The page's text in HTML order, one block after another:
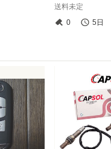
送料未定
0
5日